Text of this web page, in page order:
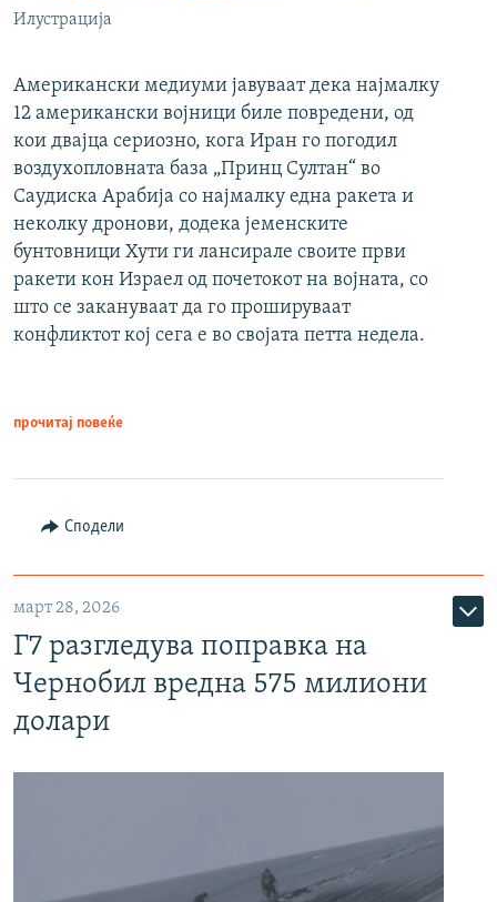
Илустрација
Американски медиуми јавуваат дека најмалку
12 американски војници биле повредени, од
кои двајца сериозно, кога Иран го погодил
воздухопловната база „Принц Султан“ во
Саудиска Арабија со најмалку една ракета и
неколку дронови, додека јеменските
бунтовници Хути ги лансирале своите први
ракети кон Израел од почетокот на војната, со
што се закануваат да го прошируваат
конфликтот кој сега е во својата петта недела.
прочитај повеќе
Сподели
март 28, 2026
Г7 разгледува поправка на
Чернобил вредна 575 милиони
долари